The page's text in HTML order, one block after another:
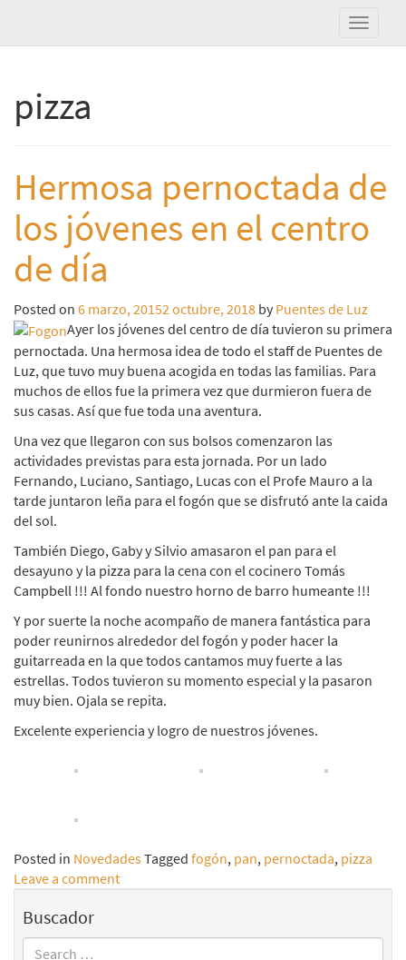
pizza
Hermosa pernoctada de
los jóvenes en el centro
de día
Posted on 6 marzo, 20152 octubre, 2018 by Puentes de Luz
Ayer los jóvenes del centro de día tuvieron su primera
pernoctada. Una hermosa idea de todo el staff de Puentes de
Luz, que tuvo muy buena acogida en todas las familias. Para
muchos de ellos fue la primera vez que durmieron fuera de
sus casas. Así que fue toda una aventura.
Una vez que llegaron con sus bolsos comenzaron las
actividades previstas para esta jornada. Por un lado
Fernando, Luciano, Santiago, Lucas con el Profe Mauro a la
tarde juntaron leña para el fogón que se disfrutó ante la caida
del sol.
También Diego, Gaby y Silvio amasaron el pan para el
desayuno y la pizza para la cena con el cocinero Tomás
Campbell !!! Al fondo nuestro horno de barro humeante !!!
Y por suerte la noche acompaño de manera fantástica para
poder reunirnos alrededor del fogón y poder hacer la
guitarreada en la que todos cantamos muy fuerte a las
estrellas. Todos tuvieron su momento especial y la pasaron
muy bien. Ojala se repita.
Excelente experiencia y logro de nuestros jóvenes.
Posted in NovedadesTagged fogón, pan, pernoctada, pizza
Leave a comment
Buscador